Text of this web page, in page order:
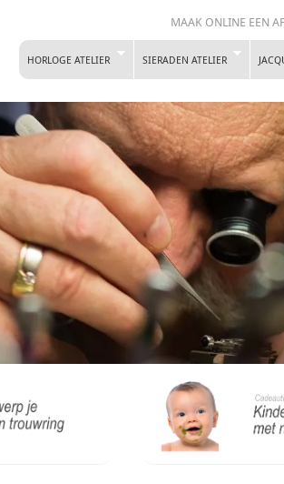
MAAK ONLINE EEN
HORLOGE ATELIER SIERADEN ATELIER